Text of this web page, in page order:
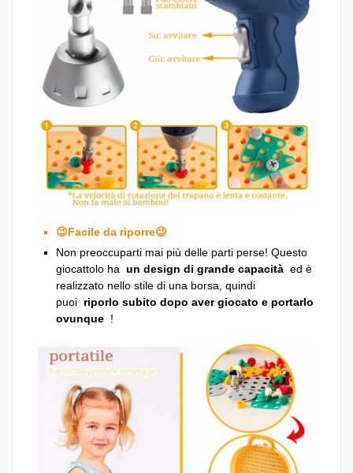
😉Facile da riporre😉
Non preoccuparti mai più delle parti perse! Questo
giocattolo ha un design di grande capacità ed è
realizzato nello stile di una borsa, quindi
puoi riporlo subito dopo aver giocato e portarlo
ovunque !